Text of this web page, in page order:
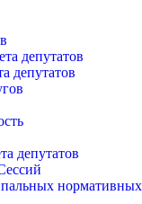
депутатов
депутатов
депутатов
нормативных